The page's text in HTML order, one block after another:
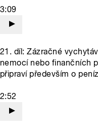
3:09
21. díl: Zázračné
nemocí nebo finančních
připraví především o
2:52